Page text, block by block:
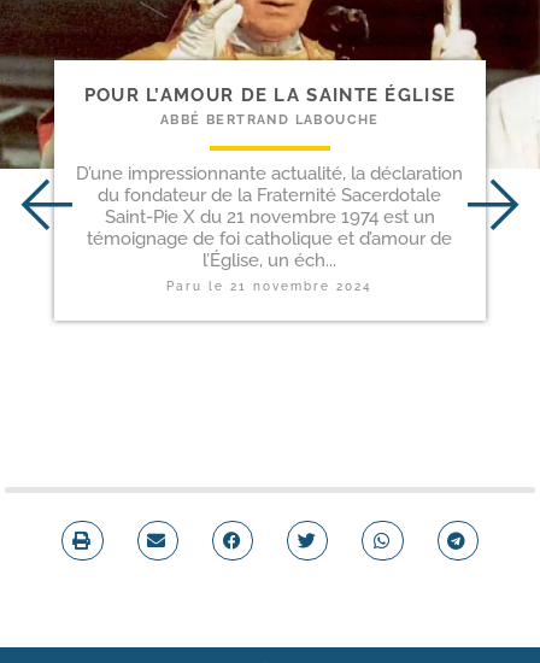
POUR L’AMOUR DE LA SAINTE ÉGLISE
ABBÉ BERTRAND LABOUCHE
D’une impressionnante actualité, la déclaration
du fondateur de la Fraternité Sacerdotale
Saint-Pie X du 21 novembre 1974 est un
témoignage de foi catholique et d’amour de
l’Église, un éch...
Paru le21 novembre 2024